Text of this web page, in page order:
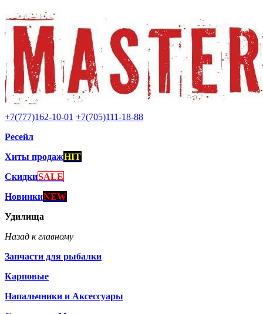
+7(777)162-10-01 +7(705)111-18-88
Ресейл
Хиты продажHIT
СкидкиSALE
НовинкиNEW
Удилища
Назад к главному
Запчасти для рыбалки
Карповые
Напальчники и Аксессуары